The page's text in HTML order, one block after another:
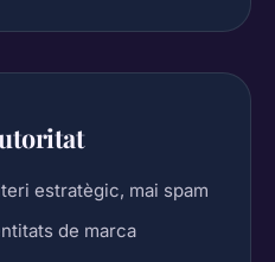
estratègic, mai spam
de marca